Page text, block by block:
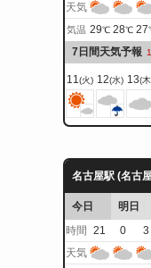
天気
気温 29℃ 28℃ 27
7日間天気予報
11(火) 12(水) 13(
名古屋駅 (名古
今日 明日
時間
21 0 3
天気